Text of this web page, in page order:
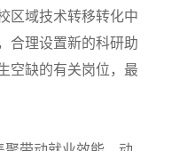
区域技术转移转化中
合理设置新的科研助
空缺的有关岗位，最